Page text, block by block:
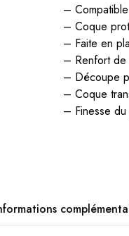
–
– Coque
– Faite en
– Renfort de
– Découpe
– Coque
– Finesse